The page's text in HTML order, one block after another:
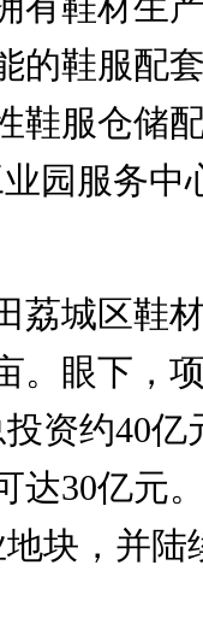
的鞋服配
鞋服仓储
园服务中
城区鞋材
。眼下，
资约40亿
达30亿元
块，并陆